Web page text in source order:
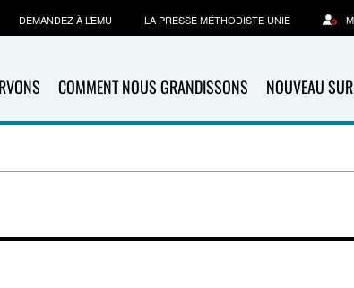
COMMENT NOUS GRANDISSONS NOUVEAU
DEMANDEZ À L’EMU LA PRESSE MÉTHODISTE UNIE